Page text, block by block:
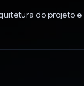
do projeto e